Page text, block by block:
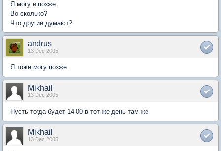
Я могу и позже.
Во сколько?
Что другие думают?
andrus
13 Dec 2005
Я тоже могу позже.
Mikhail
13 Dec 2005
Пусть тогда будет 14-00 в тот же день там же
Mikhail
13 Dec 2005